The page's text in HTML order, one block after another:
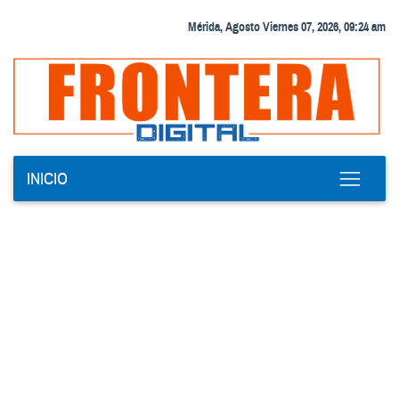
Mérida, Agosto Viernes 07, 2026, 09:24 am
INICIO